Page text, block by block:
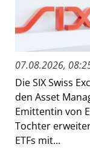
07.08.2026,
Die SIX Swiss
den Asset
Emittentin von
Tochter
ETFs mit...